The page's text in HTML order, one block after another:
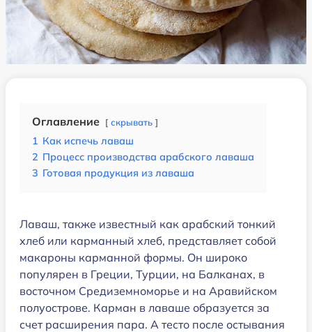
Оглавление скрывать
1 Как испечь лаваш
2 Процесс производства арабского лаваша
3 Готовая продукция из лаваша
Лаваш, также известный как арабский тонкий
хлеб или карманный хлеб, представляет собой
макароны карманной формы. Он широко
популярен в Греции, Турции, на Балканах, в
восточном Средиземноморье и на Аравийском
полуострове. Карман в лаваше образуется за
счет расширения пара. А тесто после остывания